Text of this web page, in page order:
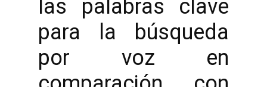
las palabras clave
para la búsqueda
por voz en